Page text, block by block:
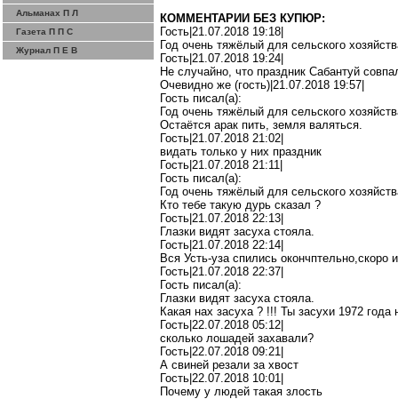
Альманах П Л
Газета П П С
Журнал П Е В
КОММЕНТАРИИ БЕЗ КУПЮР:
Гость|21.07.2018 19:18|
Год очень тяжёлый для сельского
Гость|21.07.2018 19:24|
Не случайно, что праздник Сабантуй
Очевидно же (гость)|21.07.2018 19:57|
Гость писал(a):
Год очень тяжёлый для сельского
Остаётся арак пить, земля валяться.
Гость|21.07.2018 21:02|
видать только у них праздник
Гость|21.07.2018 21:11|
Гость писал(a):
Год очень тяжёлый для сельского
Кто тебе такую дурь сказал ?
Гость|21.07.2018 22:13|
Глазки видят засуха стояла.
Гость|21.07.2018 22:14|
Вся Усть-узаспились окончптельно,скоро
Гость|21.07.2018 22:37|
Гость писал(a):
Глазки видят засуха стояла.
Какая нах засуха? !!! Ты засухи 1972 года
Гость|22.07.2018 05:12|
сколько лошадей захавали?
Гость|22.07.2018 09:21|
А свиней резали за хвост
Гость|22.07.2018 10:01|
Почему у людей такая злость